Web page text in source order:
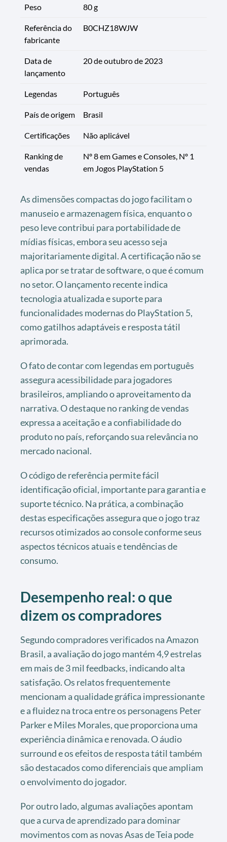
Peso 80 g
Referência do
fabricante
B0CHZ18WJW
Data de
lançamento
20 de outubro de 2023
Legendas Português
País de origem Brasil
Certificações Não aplicável
Ranking de
vendas
Nº 8 em Games e Consoles, Nº 1
em Jogos PlayStation 5
As dimensões compactas do jogo facilitam o
manuseio e armazenagem física, enquanto o
peso leve contribui para portabilidade de
mídias físicas, embora seu acesso seja
majoritariamente digital. A certificação não se
aplica por se tratar de software, o que é comum
no setor. O lançamento recente indica
tecnologia atualizada e suporte para
funcionalidades modernas do PlayStation 5,
como gatilhos adaptáveis e resposta tátil
aprimorada.
O fato de contar com legendas em português
assegura acessibilidade para jogadores
brasileiros, ampliando o aproveitamento da
narrativa. O destaque no ranking de vendas
expressa a aceitação e a confiabilidade do
produto no país, reforçando sua relevância no
mercado nacional.
O código de referência permite fácil
identificação oficial, importante para garantia e
suporte técnico. Na prática, a combinação
destas especificações assegura que o jogo traz
recursos otimizados ao console conforme seus
aspectos técnicos atuais e tendências de
consumo.
Desempenho real: o que
dizem os compradores
Segundo compradores verificados na Amazon
Brasil, a avaliação do jogo mantém 4,9 estrelas
em mais de 3 mil feedbacks, indicando alta
satisfação. Os relatos frequentemente
mencionam a qualidade gráfica impressionante
e a fluidez na troca entre os personagens Peter
Parker e Miles Morales, que proporciona uma
experiência dinâmica e renovada. O áudio
surround e os efeitos de resposta tátil também
são destacados como diferenciais que ampliam
o envolvimento do jogador.
Por outro lado, algumas avaliações apontam
que a curva de aprendizado para dominar
movimentos com as novas Asas de Teia pode